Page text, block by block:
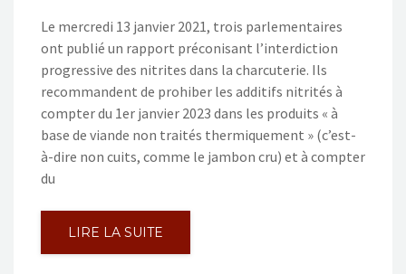
Le mercredi 13 janvier 2021, trois parlementaires
ont publié un rapport préconisant l’interdiction
progressive des nitrites dans la charcuterie. Ils
recommandent de prohiber les additifs nitrités à
compter du 1er janvier 2023 dans les produits « à
base de viande non traités thermiquement » (c’est-
à-dire non cuits, comme le jambon cru) et à compter
du
LIRE LA SUITE